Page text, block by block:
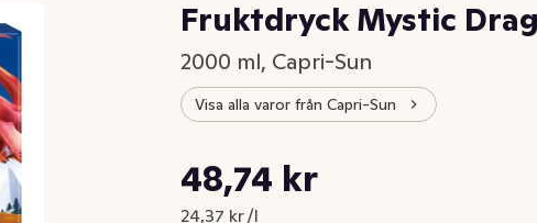
Fruktdryck Mystic
2000 ml, Capri-Sun
Visa alla varor från Capri-Sun
Nuvarande pris är: 48,74 kr
48,74 kr
24,37 kr /l
Styckpris: 24,37 kr /l